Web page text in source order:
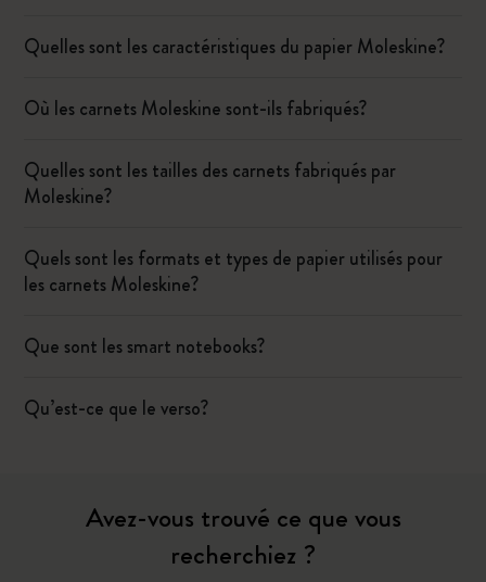
Quelles sont les caractéristiques du papier Moleskine?
Où les carnets Moleskine sont-ils fabriqués?
Quelles sont les tailles des carnets fabriqués par
Moleskine?
Quels sont les formats et types de papier utilisés pour
les carnets Moleskine?
Que sont les smart notebooks?
Qu’est-ce que le verso?
Avez-vous trouvé ce que vous
recherchiez ?